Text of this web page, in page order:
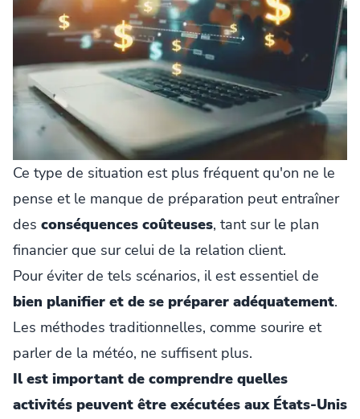
Ce type de situation est plus fréquent qu'on ne le
pense et le manque de préparation peut entraîner
des conséquences coûteuses, tant sur le plan
financier que sur celui de la relation client.
Pour éviter de tels scénarios, il est essentiel de
bien planifier et de se préparer adéquatement.
Les méthodes traditionnelles, comme sourire et
parler de la météo, ne suffisent plus.
Il est important de comprendre quelles
activités peuvent être exécutées aux États-Unis